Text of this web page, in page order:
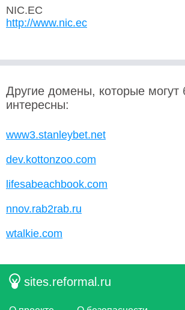
NIC.EC
http://www.nic.ec
Другие домены, которые могут
интересны:
www3.stanleybet.net
dev.kottonzoo.com
lifesabeachbook.com
nnov.rab2rab.ru
wtalkie.com
sites.reformal.ru